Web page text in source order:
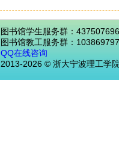
图书馆学生服务群：437507696
图书馆教工服务群：
QQ在线咨询
2013-2026 © 浙大宁波理工学